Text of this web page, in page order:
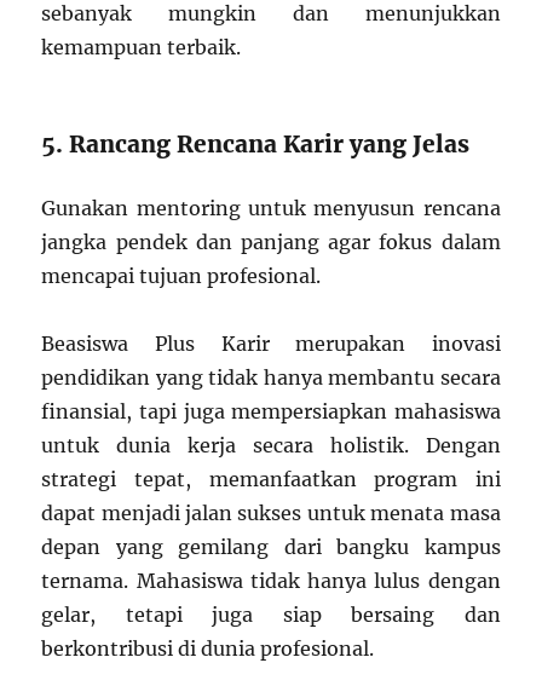
sebanyak mungkin dan menunjukkan
kemampuan terbaik.
5. Rancang Rencana Karir yang Jelas
Gunakan mentoring untuk menyusun rencana
jangka pendek dan panjang agar fokus dalam
mencapai tujuan profesional.
Beasiswa Plus Karir merupakan inovasi
pendidikan yang tidak hanya membantu secara
finansial, tapi juga mempersiapkan mahasiswa
untuk dunia kerja secara holistik. Dengan
strategi tepat, memanfaatkan program ini
dapat menjadi jalan sukses untuk menata masa
depan yang gemilang dari bangku kampus
ternama. Mahasiswa tidak hanya lulus dengan
gelar, tetapi juga siap bersaing dan
berkontribusi di dunia profesional.